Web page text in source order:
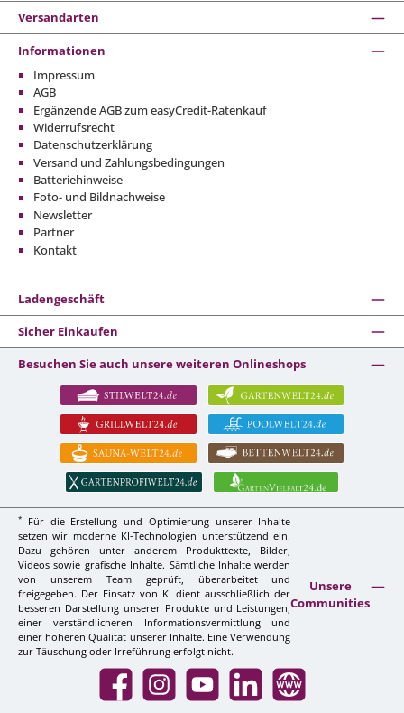
Versandarten
Informationen
Impressum
AGB
Ergänzende AGB zum easyCredit-Ratenkauf
Widerrufsrecht
Datenschutzerklärung
Versand und Zahlungsbedingungen
Batteriehinweise
Foto- und Bildnachweise
Newsletter
Partner
Kontakt
Ladengeschäft
Sicher Einkaufen
Besuchen Sie auch unsere weiteren Onlineshops
*
Für die Erstellung und Optimierung unserer Inhalte
setzen wir moderne KI-Technologien unterstützend ein.
Dazu gehören unter anderem Produkttexte, Bilder,
Videos sowie grafische Inhalte. Sämtliche Inhalte werden
von unserem Team geprüft, überarbeitet und
freigegeben. Der Einsatz von KI dient ausschließlich der
besseren Darstellung unserer Produkte und Leistungen,
einer verständlicheren Informationsvermittlung und
einer höheren Qualität unserer Inhalte. Eine Verwendung
zur Täuschung oder Irreführung erfolgt nicht.
Unsere
Communities
Facebook InstagramYouTube LinkedIn Website